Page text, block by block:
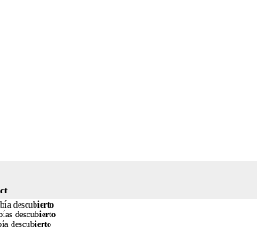
descubierto
descubierto
descubierto